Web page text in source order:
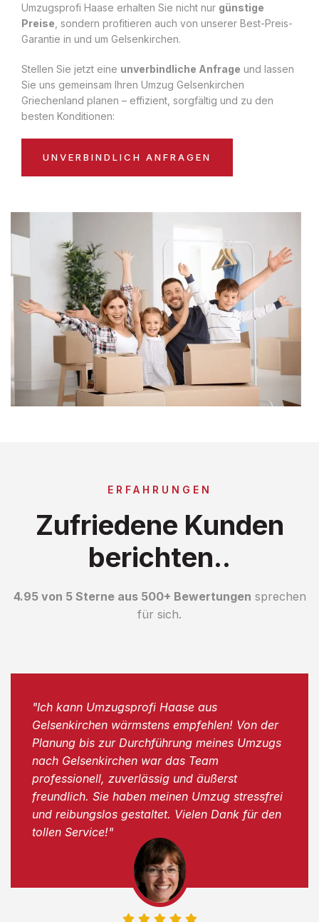
Umzugsprofi Haase erhalten Sie nicht nur günstige
Preise , sondern profitieren auch von unserer Best-Preis-
Garantie in und um Gelsenkirchen.
Stellen Sie jetzt eine unverbindliche Anfrage und lassen
Sie uns gemeinsam Ihren Umzug Gelsenkirchen
Griechenland planen – effizient, sorgfältig und zu den
besten Konditionen:
UNVERBINDLICH ANFRAGEN
ERFAHRUNGEN
Zufriedene Kunden
berichten..
4.95 von 5 Sterne aus 500+ Bewertungen sprechen
für sich.
"Ich kann Umzugsprofi Haase aus
Gelsenkirchen wärmstens empfehlen! Von der
Planung bis zur Durchführung meines Umzugs
nach Gelsenkirchen war das Team
professionell, zuverlässig und äußerst
freundlich. Sie haben meinen Umzug stressfrei
und reibungslos gestaltet. Vielen Dank für den
tollen Service!"